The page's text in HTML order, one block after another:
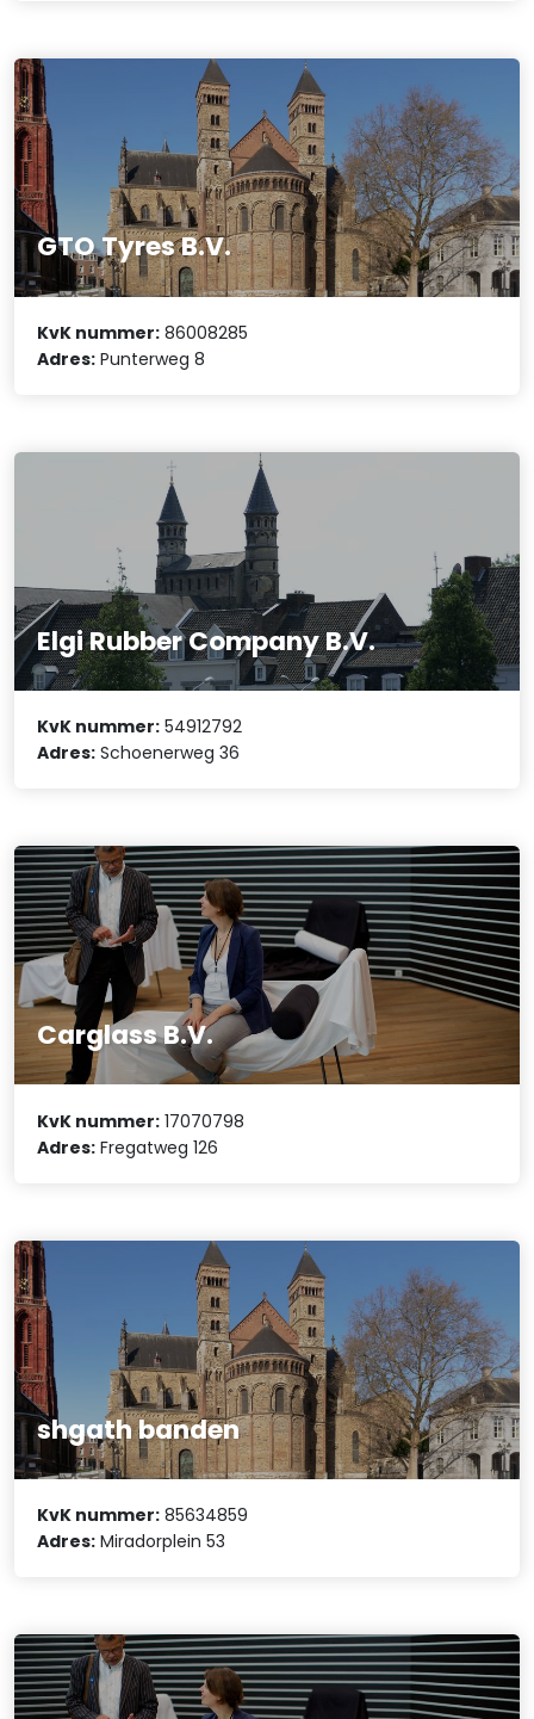
GTO Tyres B.V.
KvK nummer: 86008285
Adres: Punterweg 8
Elgi Rubber Company B.V.
KvK nummer: 54912792
Adres: Schoenerweg 36
Carglass B.V.
KvK nummer: 17070798
Adres: Fregatweg 126
shgath banden
KvK nummer: 85634859
Adres: Miradorplein 53